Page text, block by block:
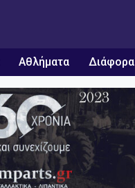
Αθλήματα Διάφορα